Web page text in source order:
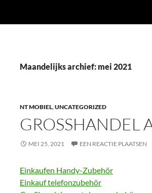
Maandelijks archief: mei 2021
NT MOBIEL,UNCATEGORIZED
GROSSHANDEL
MEI 25, 2021 EEN REACTIE PLAATSEN
Einkaufen Handy-Zubehör
Einkauf telefonzubehör